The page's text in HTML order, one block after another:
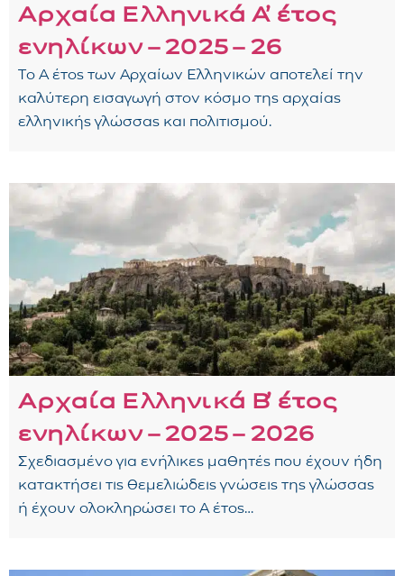
Αρχαία Ελληνικά Α᾽ έτος
ενηλίκων – 2025 – 26
Το Α έτος των Αρχαίων Ελληνικών αποτελεί την
καλύτερη εισαγωγή στον κόσμο της αρχαίας
ελληνικής γλώσσας και πολιτισμού.
Αρχαία Ελληνικά Β᾽ έτος
ενηλίκων – 2025 – 2026
Σχεδιασμένο για ενήλικες μαθητές που έχουν ήδη
κατακτήσει τις θεμελιώδεις γνώσεις της γλώσσας
ή έχουν ολοκληρώσει το Α έτος…